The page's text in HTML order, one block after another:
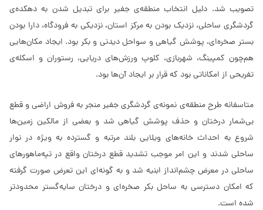
تصویب شد. دلیل انتخاب منطقه‌ی جفیر برای تبدیل شدن به دهکده‌ی
گردشگری ساحلی، نزدیک بودن به مرکز استان، نزدیکی به فرودگاه، دارا بودن
بستر صخره‌ای، پوشش گیاهی و سواحل دیدنی و بکر بود. ایجاد مکان‌هایی
هم‌چون کمپینگ، شهربازی، کلوپ ورزش‌های دریایی، رستوران و اسکله‌ی
تفریحی از امکاناتی بود که قرار بر ایجاد آن‌ها بود.
متاسفانه طرح منطقه‌ی نمونه‌ی گردشگری جفیر منجر به فروش اراضی و قطع
بی‌شمار درختان و حذف پوشش گیاهی شد و بعضی از مالکین زمین‌ها
شروع به احداث خانه‌های ویلایی بلند مرتبه و گسترده به ویژه در نوار
ساحلی شدند و این امر موجب تشدید قطع درختان واقع در تپه‌ماهورهای
ساحلی در معرض چشم‌انداز ابنیه شد و به گونه‌ای این تعرض صورت گرفته
که امکان دسترسی به ساحل بکر صخره‌ای و درختان سایه‌گستر محدودتر
شده است.